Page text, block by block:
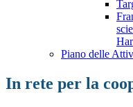
Piano delle
In rete per la